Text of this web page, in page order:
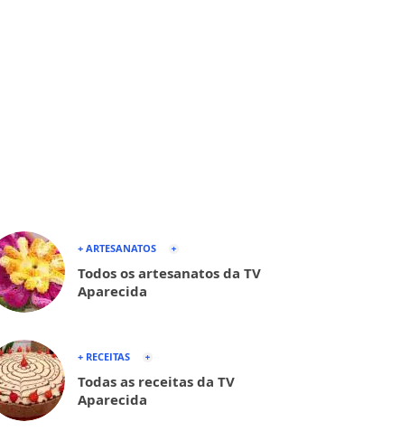
+ ARTESANATOS
Todos os artesanatos da TV
Aparecida
+ RECEITAS
Todas as receitas da TV
Aparecida